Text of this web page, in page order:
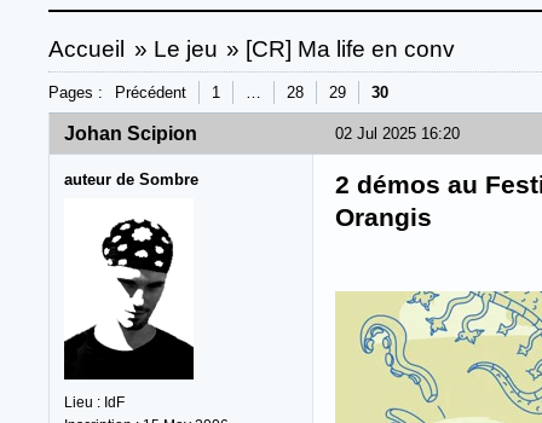
Accueil » Le jeu » [CR] Ma life en conv
Pages : Précédent 1 … 28 29 30
02 Jul 2025 16:20
Johan Scipion
auteur de Sombre
Lieu : IdF
2 démos au
Orangis